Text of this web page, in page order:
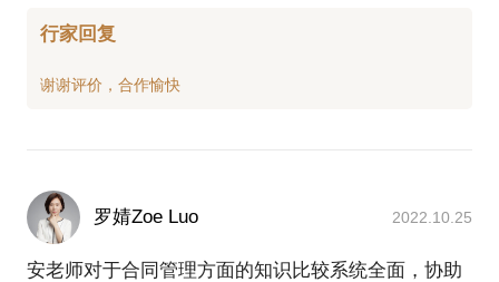
行家回复
罗婧Zoe Luo 2022.10.25
安老师对于合同管理方面的知识比较系统全面，协助